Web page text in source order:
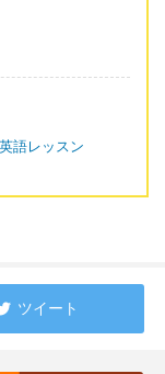
語レッスン
ツイート